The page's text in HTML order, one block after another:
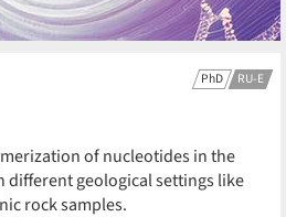
PhD RU-E
of nucleotides in the
different geological settings like
rock samples.